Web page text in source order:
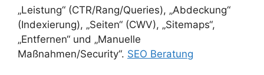
„Leistung“ (CTR/Rang/Queries), „Abdeckung“
(Indexierung), „Seiten“ (CWV), „Sitemaps“,
„Entfernen“ und „Manuelle
Maßnahmen/Security“. SEO Beratung